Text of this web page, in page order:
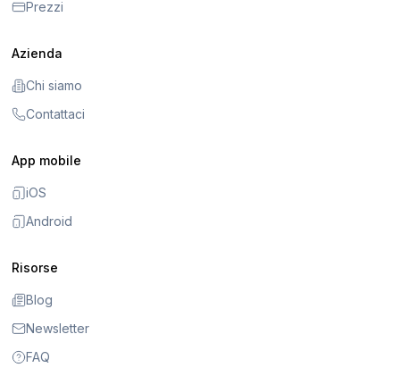
Prezzi
Azienda
Chi siamo
Contattaci
App mobile
iOS
Android
Risorse
Blog
Newsletter
FAQ